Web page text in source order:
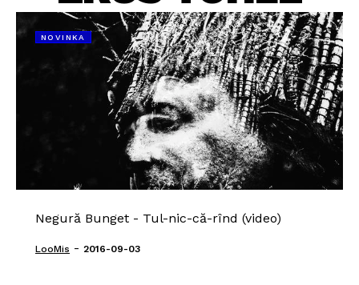
NOVINKA
Negură Bunget - Tul-nic-că-rînd (video)
LooMis - 2016-09-03